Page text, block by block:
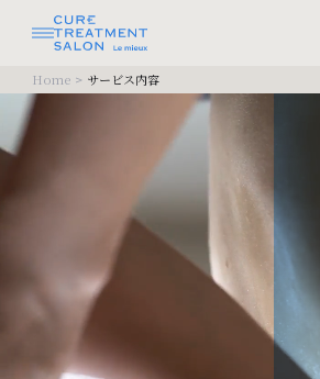
Home > サービス内容